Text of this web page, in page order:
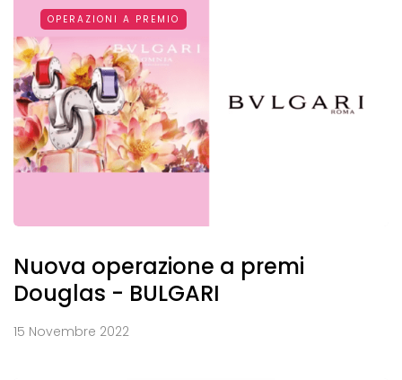
OPERAZIONI A PREMIO
Nuova operazione a premi
Douglas - BULGARI
15 Novembre 2022